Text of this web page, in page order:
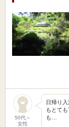
50代～
女性
日帰り
もとて
も…